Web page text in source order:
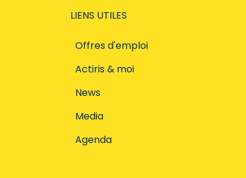
LIENS UTILES
Offres d'emploi
Actiris & moi
News
Media
Agenda